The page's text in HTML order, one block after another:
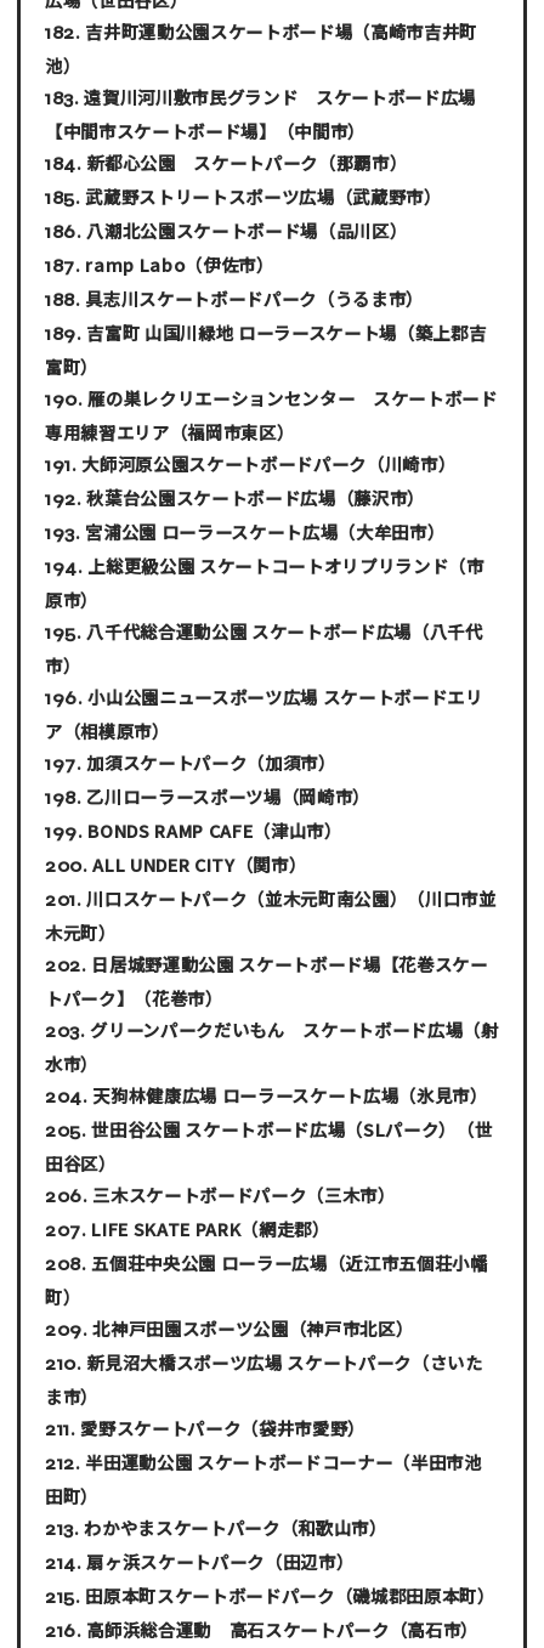
吉井町運動公園スケートボード場 （高崎市吉井町
池）
遠賀川河川敷市民グランド スケートボード広場
【中間市スケートボード場】
（中間市）
新都心公園 スケートパーク （那覇市）
武蔵野ストリートスポーツ広場 （武蔵野市）
八潮北公園スケートボード場 （品川区）
ramp Labo（伊佐市）
具志川スケートボードパーク （うるま市）
吉富町 山国川緑地 ローラースケート場 （築上郡吉
富町）
雁の巣レクリエーションセンター スケートボード
専用練習エリア （福岡市東区）
大師河原公園スケートボードパーク （川崎市）
秋葉台公園スケートボード広場 （藤沢市）
宮浦公園 ローラースケート広場 （大牟田市）
上総更級公園 スケートコートオリプリランド （市
原市）
八千代総合運動公園 スケートボード広場 （八千代
市）
小山公園ニュースポーツ広場 スケートボードエリ
ア （相模原市）
加須スケートパーク （加須市）
乙川ローラースポーツ場 （岡崎市）
BONDS RAMP CAFE （津山市）
ALL UNDER CITY（関市）
川口スケートパーク（並木元町南公園）
（川口市並
木元町）
日居城野運動公園 スケートボード場【花巻スケー
トパーク】
（花巻市）
グリーンパークだいもん スケートボード広場 （射
水市）
天狗林健康広場 ローラースケート広場 （氷見市）
世田谷公園 スケートボード広場（SLパーク）
（世
田谷区）
三木スケートボードパーク （三木市）
LIFE SKATE PARK（網走郡）
五個荘中央公園 ローラー広場 （近江市五個荘小幡
町）
北神戸田園スポーツ公園 （神戸市北区）
新見沼大橋スポーツ広場 スケートパーク （さいた
ま市）
愛野スケートパーク （袋井市愛野）
半田運動公園 スケートボードコーナー （半田市池
田町）
わかやまスケートパーク （和歌山市）
扇ヶ浜スケートパーク （田辺市）
田原本町スケートボードパーク （磯城郡田原本町）
高師浜総合運動 高石スケートパーク （高石市）